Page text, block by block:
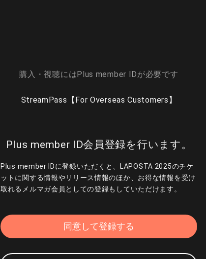
購入・視聴にはPlus member IDが必要です
StreamPass【For Overseas Customers】
Plus member ID会員登録を行います。
Plus member IDに登録いただくと、LAPOSTA 2025のチケ
ットに関する情報やリリース情報のほか、お得な情報を受け
取れるメルマガ会員としての登録もしていただけます。